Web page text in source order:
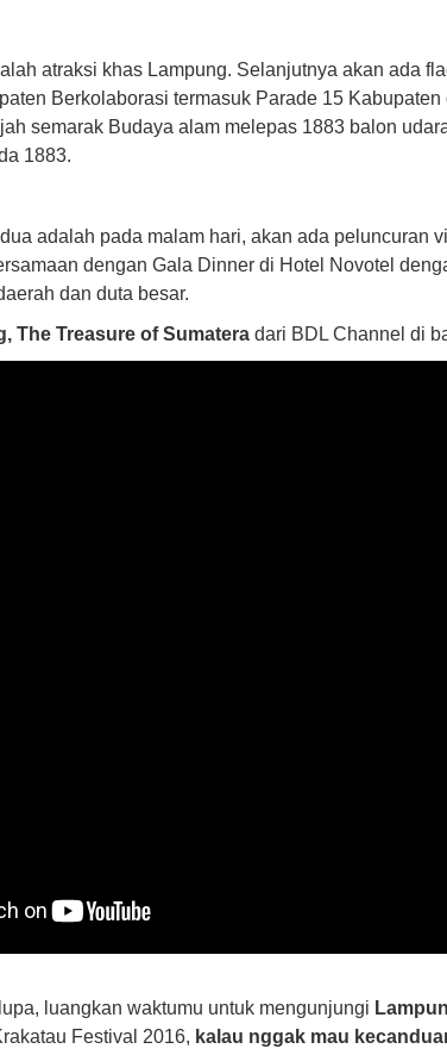
atraksi khas Lampung. Selanjutnya akan ada
Berkolaborasi termasuk Parade 15
semarak Budaya alam melepas 1883 balon
1883.
adalah pada malam hari, akan ada peluncuran
dengan Gala Dinner di Hotel Novotel
dan duta besar.
The Treasure of Sumatera dari BDL Channel di
luangkan waktumu untuk mengunjungi
Festival 2016, kalau nggak mau